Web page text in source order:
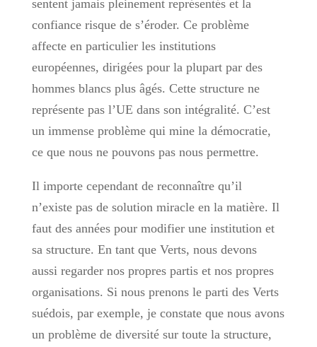
sentent jamais pleinement représentés et la
confiance risque de s’éroder. Ce problème
affecte en particulier les institutions
européennes, dirigées pour la plupart par des
hommes blancs plus âgés. Cette structure ne
représente pas l’UE dans son intégralité. C’est
un immense problème qui mine la démocratie,
ce que nous ne pouvons pas nous permettre.
Il importe cependant de reconnaître qu’il
n’existe pas de solution miracle en la matière. Il
faut des années pour modifier une institution et
sa structure. En tant que Verts, nous devons
aussi regarder nos propres partis et nos propres
organisations. Si nous prenons le parti des Verts
suédois, par exemple, je constate que nous avons
un problème de diversité sur toute la structure,